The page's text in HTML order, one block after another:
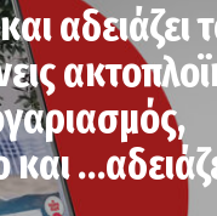
αδειάζει